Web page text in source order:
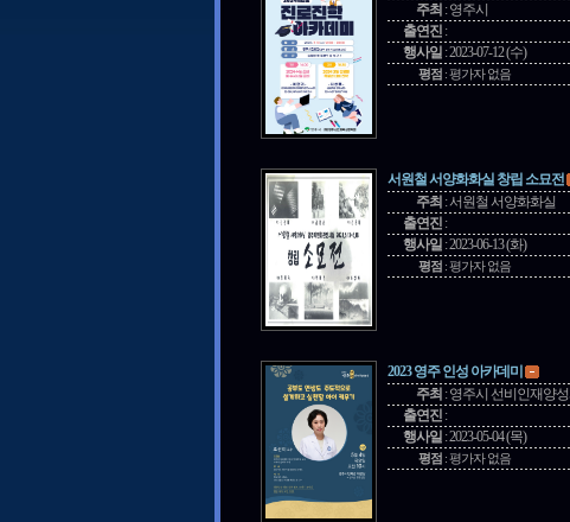
주최 :영주시
출연진 :
행사일 :2023-07-12 (수)
평점 :평가자 없음
서원철 서양화화실 창립 소묘전
주최 :서원철 서양화화실
출연진 :
행사일 :2023-06-13 (화)
평점 :평가자 없음
2023 영주 인성 아카데미
주최 :영주시 선비인재양
출연진 :
행사일 :2023-05-04 (목)
평점 :평가자 없음